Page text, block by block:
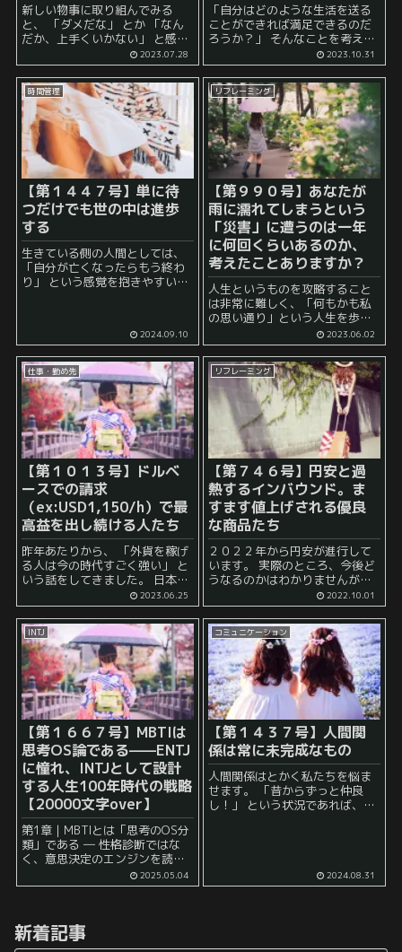
新しい物事に取り組んでみる
と、 「ダメだな」 とか 「なん
だか、上手くいかない」 と感じ
強をすることを決意したとして
も、３日目には忘れてしまい、
そのまま続かなかったという経
験を持...
2023.07.28
「自分はどのような生活を送る
ことができれば満足できるのだ
ろうか？」 そんなことを考えた
ことがありませんか？ 私自身、
終日休む暇もなく働いていたこ
ろは 「自分の自由な時間が欲し
いな」 と考えることもよくあり
ました。 ...
2023.10.31
時間管理
【第１４４７号】単に待
つだけでも世の中は進歩
する
生きている側の人間としては、
「自分が亡くなったらもう終わ
り」 という感覚を抱きやすいも
分一人よりも、彼らによって少
し...
2024.09.10
リフレーミング
【第９９０号】あなたが
雨に濡れてしまうという
「災害」に遭うのは一年
に何回くらいあるのか、
考えたことありますか？
人生というものを攻略すること
は非常に難しく、「何もかも私
の思い通り」という人生を歩ん
でいる人はごくごく少数でしょ
う。 それゆえに、 あなたが人生
のどこかで何らかの災害に遭っ
てしまう可能性 というのは常に
想定しておいた方が...
2023.06.02
仕事・勤め先
【第１０１３号】ドルベ
ースでの請求
（ex:USD1,150/h）で最
高益を出し続ける人たち
昨年あたりから、 「外貨を稼げ
る人は今の時代すごく強い」 と
いう話をしてきました。 日本に
いたします」 という形で日本円
をベースとした請求を行う人が
大半な...
2023.06.25
リフレーミング
【第７４６号】円安と過
熱するインバウンド。ま
すます値上げされる優良
な商品たち
２０２２年から円安が進行して
います。 実際のところ、今後ど
うなるのかはわかりませんが、
急激に円高に戻るというシナリ
オは想定しにくい状況なのでは
ないか、と個人的には感じてい
ます。 また、円安の進行ととも
に様々な商品の値段が上がっ...
2022.10.01
INTJ
【第１６６７号】MBTIは
思考OS論である——ENTJ
に憧れ、INTJとして設計
する人生100年時代の戦略
【20000文字over】
第1章｜MBTIとは「思考のOS分
類」である ― 性格診断ではな
く、意思決定のエンジンを読み
Type Indicator）は、一般的に
2025.05.04
コミュニケーション
【第１４３７号】人間関
係は常に未完成なもの
人間関係はとかく私たちを悩ま
せます。 「昔からずっと仲良
し！」 という状況であれば、悩
2024.08.31
新着記事